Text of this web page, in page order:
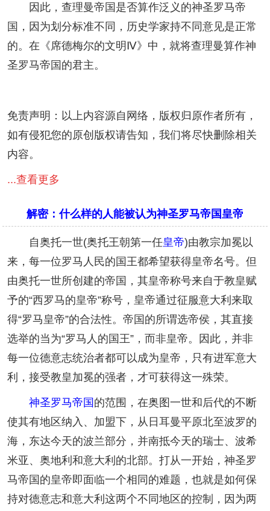
因此，查理曼帝国是否算作泛义的神圣罗马帝
国，因为划分标准不同，历史学家持不同意见是正常
的。在《席德梅尔的文明Ⅳ》中，就将查理曼算作神
圣罗马帝国的君主。
免责声明：以上内容源自网络，版权归原作者所有，
如有侵犯您的原创版权请告知，我们将尽快删除相关
内容。
...查看更多
解密：什么样的人能被认为神圣罗马帝国皇帝
自奥托一世(奥托王朝第一任皇帝)由教宗加冕以
来，每一位罗马人民的国王都希望获得皇帝名号。但
由奥托一世所创建的帝国，其皇帝称号来自于教皇赋
予的“西罗马的皇帝”称号，皇帝通过征服意大利来取
得“罗马皇帝”的合法性。帝国的所谓选帝侯，其直接
选举的当为“罗马人的国王”，而非皇帝。因此，并非
每一位德意志统治者都可以成为皇帝，只有进军意大
利，接受教皇加冕的强者，才可获得这一殊荣。
神圣罗马帝国 的范围，在奥图一世和后代的不断
使其有地区纳入、加盟下，从日耳曼平原北至波罗的
海，东达今天的波兰部分，并南抵今天的瑞士、波希
米亚、奥地利和意大利的北部。打从一开始，神圣罗
马帝国的皇帝即面临一个相同的难题，也就是如何保
持对德意志和意大利这两个不同地区的控制，因为两